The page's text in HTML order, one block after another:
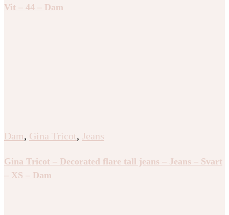
Vit – 44 – Dam
Dam, Gina Tricot, Jeans
Gina Tricot – Decorated flare tall jeans – Jeans – Svart
– XS – Dam